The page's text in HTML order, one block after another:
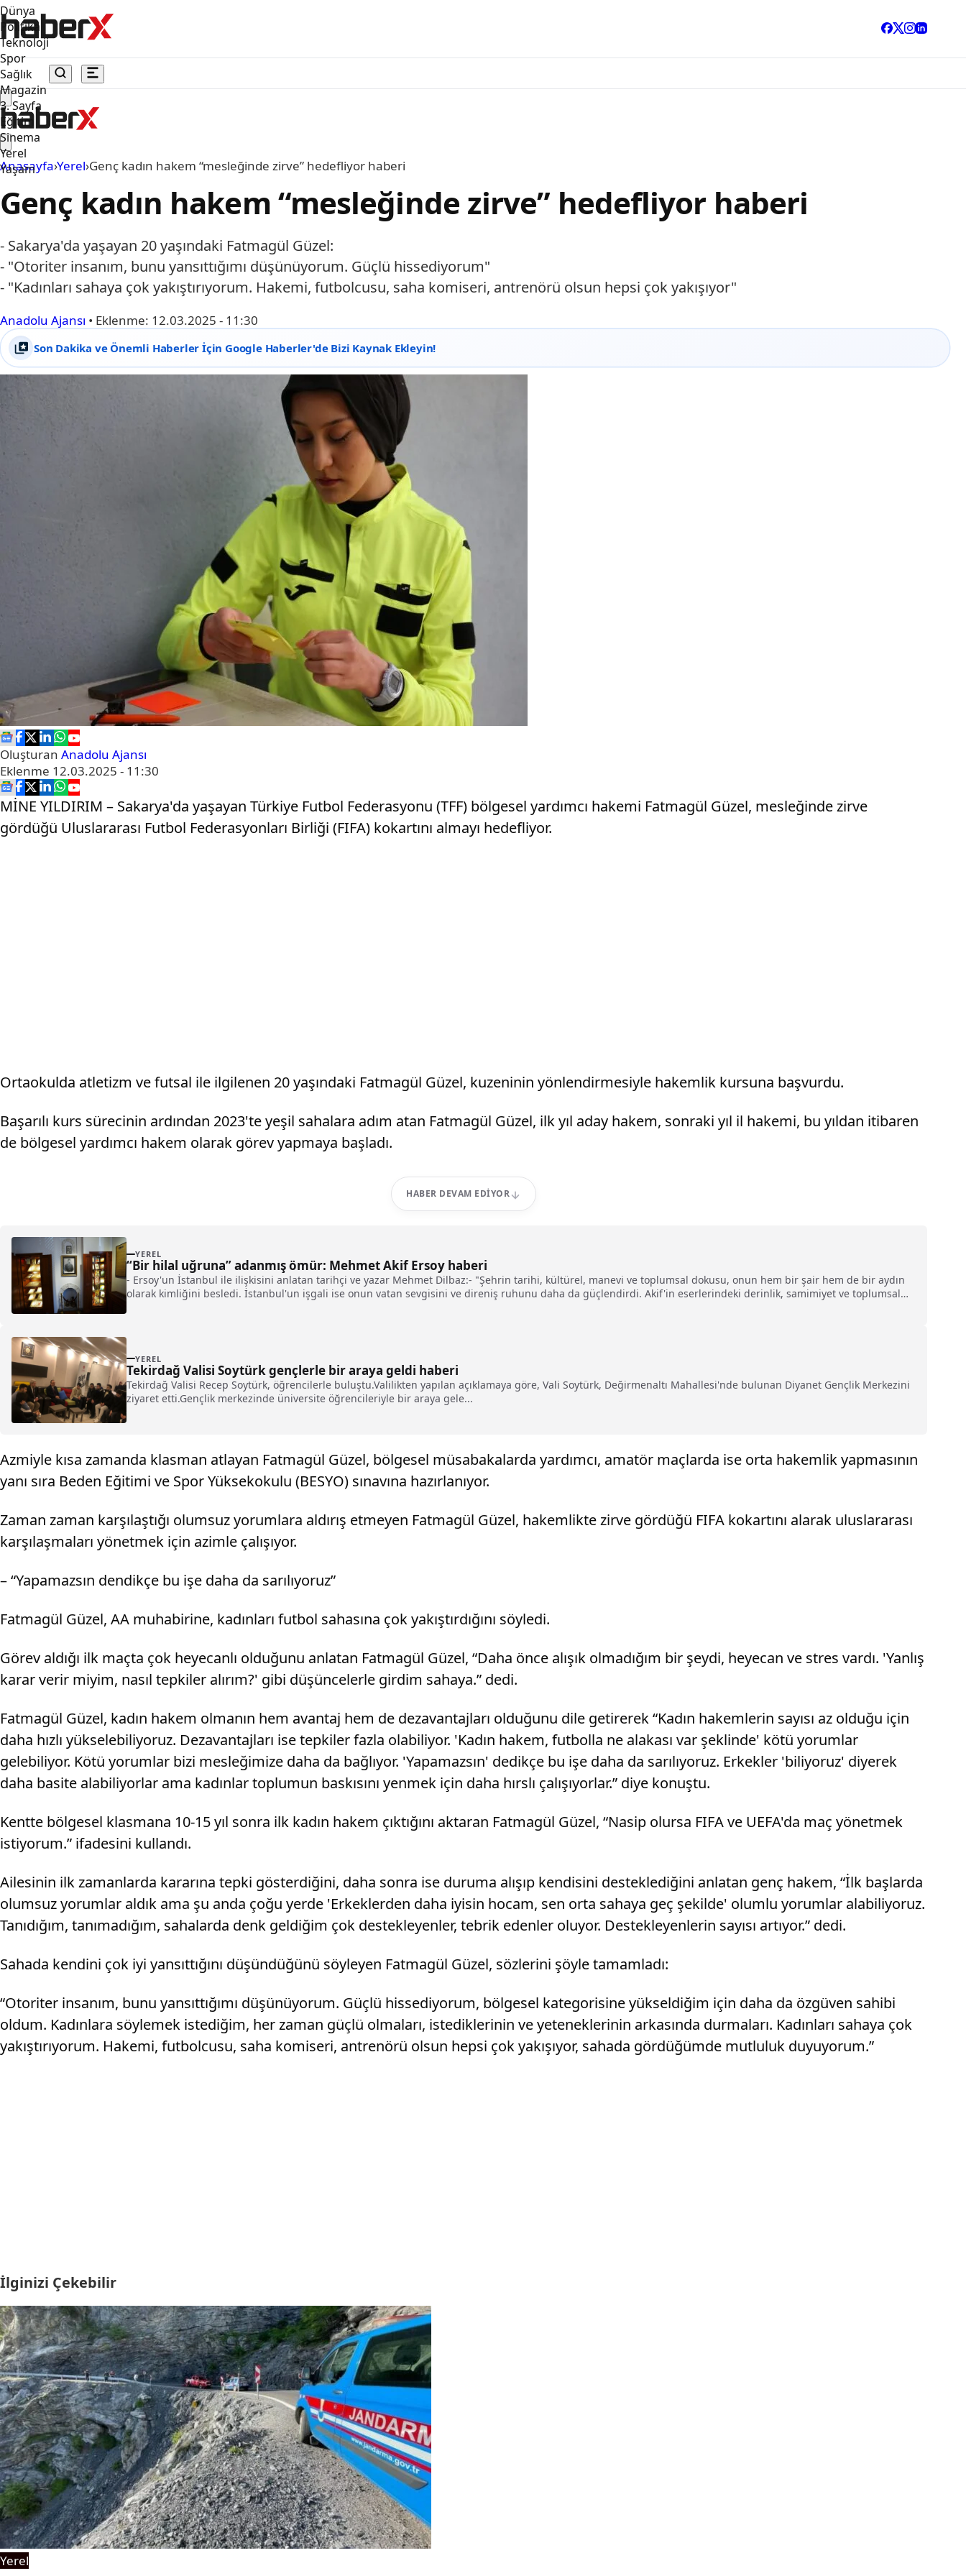
Dünya
Politika
Teknoloji
Spor
Sağlık
Magazin
3. Sayfa
Eğitim
Sinema
Yerel
Yaşam
Anasayfa›Yerel›Genç kadın hakem “mesleğinde zirve” hedefliyor haberi
Genç kadın hakem “mesleğinde zirve” hedefliyor haberi
- Sakarya'da yaşayan 20 yaşındaki Fatmagül Güzel:
- "Otoriter insanım, bunu yansıttığımı düşünüyorum. Güçlü hissediyorum"
- "Kadınları sahaya çok yakıştırıyorum. Hakemi, futbolcusu, saha komiseri, antrenörü olsun hepsi çok yakışıyor"
Anadolu Ajansı • Eklenme: 12.03.2025 - 11:30
Son Dakika ve Önemli Haberler İçin Google Haberler'de Bizi Kaynak Ekleyin!
Oluşturan Anadolu Ajansı
Eklenme 12.03.2025 - 11:30
MİNE YILDIRIM – Sakarya'da yaşayan Türkiye Futbol Federasyonu (TFF) bölgesel yardımcı hakemi Fatmagül Güzel, mesleğinde zirve
gördüğü Uluslararası Futbol Federasyonları Birliği (FIFA) kokartını almayı hedefliyor.
Ortaokulda atletizm ve futsal ile ilgilenen 20 yaşındaki Fatmagül Güzel, kuzeninin yönlendirmesiyle hakemlik kursuna başvurdu.
Başarılı kurs sürecinin ardından 2023'te yeşil sahalara adım atan Fatmagül Güzel, ilk yıl aday hakem, sonraki yıl il hakemi, bu yıldan itibaren
de bölgesel yardımcı hakem olarak görev yapmaya başladı.
HABER DEVAM EDIYOR
YEREL
“Bir hilal uğruna” adanmış ömür: Mehmet Akif Ersoy haberi
- Ersoy'un İstanbul ile ilişkisini anlatan tarihçi ve yazar Mehmet Dilbaz:- "Şehrin tarihi, kültürel, manevi ve toplumsal dokusu, onun hem bir şair hem de bir aydın
olarak kimliğini besledi. İstanbul'un işgali ise onun vatan sevgisini ve direniş ruhunu daha da güçlendirdi. Akif'in eserlerindeki derinlik, samimiyet ve toplumsal
YEREL
Tekirdağ Valisi Soytürk gençlerle bir araya geldi haberi
Tekirdağ Valisi Recep Soytürk, öğrencilerle buluştu.Valilikten yapılan açıklamaya göre, Vali Soytürk, Değirmenaltı Mahallesi'nde bulunan Diyanet Gençlik Merkezini
ziyaret etti.Gençlik merkezinde üniversite öğrencileriyle bir araya gele...
Azmiyle kısa zamanda klasman atlayan Fatmagül Güzel, bölgesel müsabakalarda yardımcı, amatör maçlarda ise orta hakemlik yapmasının
yanı sıra Beden Eğitimi ve Spor Yüksekokulu (BESYO) sınavına hazırlanıyor.
Zaman zaman karşılaştığı olumsuz yorumlara aldırış etmeyen Fatmagül Güzel, hakemlikte zirve gördüğü FIFA kokartını alarak uluslararası
karşılaşmaları yönetmek için azimle çalışıyor.
– “Yapamazsın dendikçe bu işe daha da sarılıyoruz”
Fatmagül Güzel, AA muhabirine, kadınları futbol sahasına çok yakıştırdığını söyledi.
Görev aldığı ilk maçta çok heyecanlı olduğunu anlatan Fatmagül Güzel, “Daha önce alışık olmadığım bir şeydi, heyecan ve stres vardı. 'Yanlış
karar verir miyim, nasıl tepkiler alırım?' gibi düşüncelerle girdim sahaya.” dedi.
Fatmagül Güzel, kadın hakem olmanın hem avantaj hem de dezavantajları olduğunu dile getirerek “Kadın hakemlerin sayısı az olduğu için
daha hızlı yükselebiliyoruz. Dezavantajları ise tepkiler fazla olabiliyor. 'Kadın hakem, futbolla ne alakası var şeklinde' kötü yorumlar
gelebiliyor. Kötü yorumlar bizi mesleğimize daha da bağlıyor. 'Yapamazsın' dedikçe bu işe daha da sarılıyoruz. Erkekler 'biliyoruz' diyerek
daha basite alabiliyorlar ama kadınlar toplumun baskısını yenmek için daha hırslı çalışıyorlar.” diye konuştu.
Kentte bölgesel klasmana 10-15 yıl sonra ilk kadın hakem çıktığını aktaran Fatmagül Güzel, “Nasip olursa FIFA ve UEFA'da maç yönetmek
istiyorum.” ifadesini kullandı.
Ailesinin ilk zamanlarda kararına tepki gösterdiğini, daha sonra ise duruma alışıp kendisini desteklediğini anlatan genç hakem, “İlk başlarda
olumsuz yorumlar aldık ama şu anda çoğu yerde 'Erkeklerden daha iyisin hocam, sen orta sahaya geç şekilde' olumlu yorumlar alabiliyoruz.
Tanıdığım, tanımadığım, sahalarda denk geldiğim çok destekleyenler, tebrik edenler oluyor. Destekleyenlerin sayısı artıyor.” dedi.
Sahada kendini çok iyi yansıttığını düşündüğünü söyleyen Fatmagül Güzel, sözlerini şöyle tamamladı:
“Otoriter insanım, bunu yansıttığımı düşünüyorum. Güçlü hissediyorum, bölgesel kategorisine yükseldiğim için daha da özgüven sahibi
oldum. Kadınlara söylemek istediğim, her zaman güçlü olmaları, istediklerinin ve yeteneklerinin arkasında durmaları. Kadınları sahaya çok
yakıştırıyorum. Hakemi, futbolcusu, saha komiseri, antrenörü olsun hepsi çok yakışıyor, sahada gördüğümde mutluluk duyuyorum.”
İlginizi Çekebilir
Yerel